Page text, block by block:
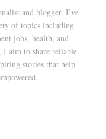
and blogger. I’ve
of topics including
jobs, health, and
aim to share reliable
stories that help